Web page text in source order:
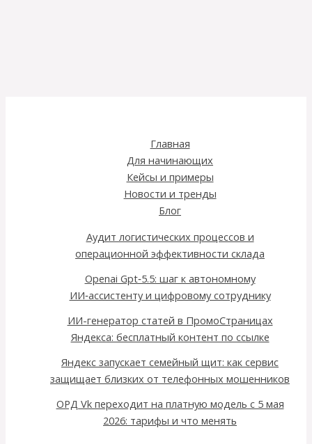
Главная
Для начинающих
Кейсы и примеры
Новости и тренды
Блог
Аудит логистических процессов и
операционной эффективности склада
Openai Gpt‑5.5: шаг к автономному
ИИ‑ассистенту и цифровому сотруднику
ИИ-генератор статей в ПромоСтраницах
Яндекса: бесплатный контент по ссылке
Яндекс запускает семейный щит: как сервис
защищает близких от телефонных мошенников
ОРД Vk переходит на платную модель с 5 мая
2026: тарифы и что менять